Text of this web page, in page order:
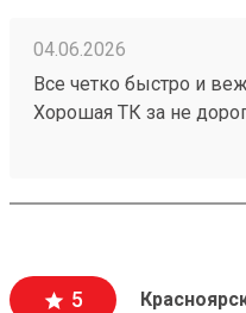
04.06.2026
Все четко быстро и
Хорошая ТК за не
5